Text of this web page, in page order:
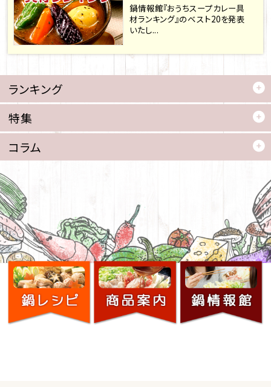
鍋情報館『おうちスープカレー具
材ランキング』のベスト20を発表
いたし...
ランキング
特集
コラム